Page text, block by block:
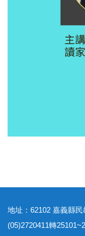
地址：62102 嘉義縣
(05)2720411轉